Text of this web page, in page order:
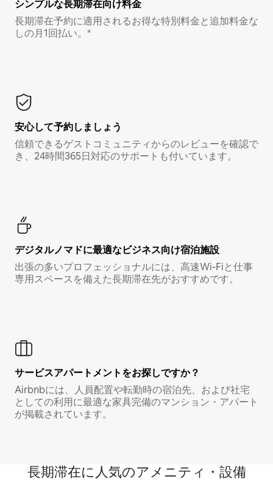
シンプルな長期滞在向け料金
長期滞在予約に適用されるお得な特別料金と追加料金な
しの月1回払い。*
安心して予約しましょう
信頼できるゲストコミュニティからのレビューを確認で
き、24時間365日対応のサポートも付いています。
デジタルノマド⁠に最⁠適⁠なビ⁠ジ⁠ネ⁠ス⁠向⁠け宿⁠泊⁠施⁠設
出張の多いプロフェッショナルには、高速Wi-Fiと仕事
専用スペースを備えた長期滞在先がおすすめです。
サービスアパートメントをお探しですか？
Airbnbには、人員配置や転勤時の宿泊先、および社宅
としての利用に最適な家具完備のマンション・アパート
が掲載されています。
長期滞在に人気のアメニティ・設備